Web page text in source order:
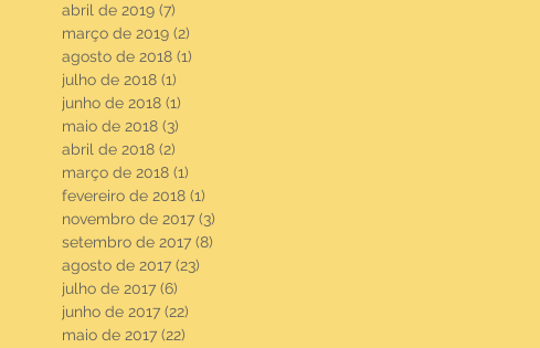
abril de 2019 (7)
março de 2019 (2)
agosto de 2018 (1)
julho de 2018 (1)
junho de 2018 (1)
maio de 2018 (3)
abril de 2018 (2)
março de 2018 (1)
fevereiro de 2018 (1)
novembro de 2017 (3)
setembro de 2017 (8)
agosto de 2017 (23)
julho de 2017 (6)
junho de 2017 (22)
maio de 2017 (22)